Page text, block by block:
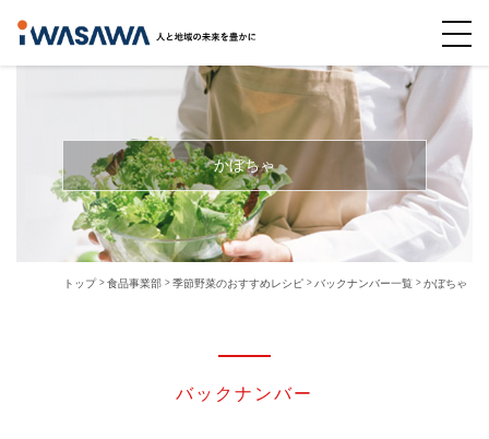
かぼちゃ
トップ 食品事業部 季節野菜のおすすめレシピ バックナンバー一覧 かぼちゃ
バックナンバー